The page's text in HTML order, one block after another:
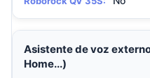
Asistente de voz
Home...)